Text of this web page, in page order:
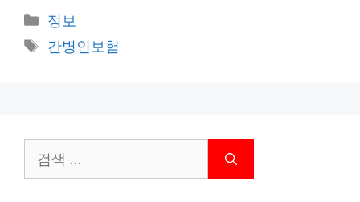
카
테
고
정보
태
간병인보험
색: